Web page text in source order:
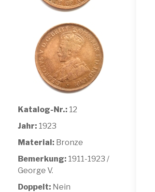
Katalog-Nr.: 12
Jahr: 1923
Material: Bronze
Bemerkung: 1911-1923 /
George V.
Doppelt: Nein